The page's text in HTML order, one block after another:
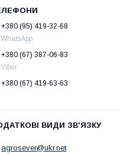
+380 (95) 419-32-68
WhatsApp
+380 (67) 387-06-83
Viber
+380 (67) 419-63-63
agrosever@ukr.net